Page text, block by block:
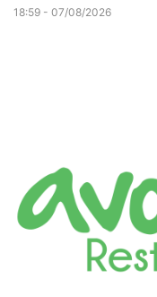
18:59 - 07/08/2026